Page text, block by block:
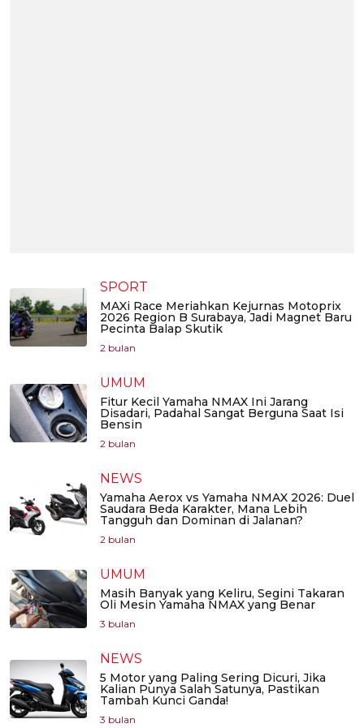
SPORT
MAXi Race Meriahkan Kejurnas Motoprix
2026 Region B Surabaya, Jadi Magnet Baru
Pecinta Balap Skutik
2 bulan
UMUM
Fitur Kecil Yamaha NMAX Ini Jarang
Disadari, Padahal Sangat Berguna Saat Isi
Bensin
2 bulan
NEWS
Yamaha Aerox vs Yamaha NMAX 2026: Duel
Saudara Beda Karakter, Mana Lebih
Tangguh dan Dominan di Jalanan?
2 bulan
UMUM
Masih Banyak yang Keliru, Segini Takaran
Oli Mesin Yamaha NMAX yang Benar
3 bulan
NEWS
5 Motor yang Paling Sering Dicuri, Jika
Kalian Punya Salah Satunya, Pastikan
Tambah Kunci Ganda!
3 bulan